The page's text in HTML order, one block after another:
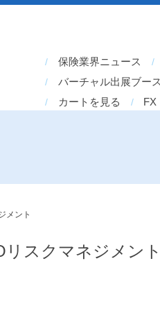
保険業界ニュース
バーチャル出展ブー
カートを見る
FX
メント
リスクマネジメン